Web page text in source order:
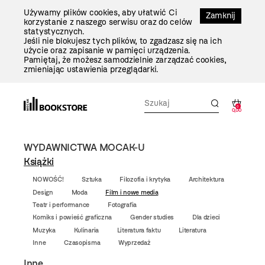
Zamknij
Używamy plików cookies, aby ułatwić Ci
korzystanie z naszego serwisu oraz do celów
statystycznych.
Jeśli nie blokujesz tych plików, to zgadzasz się na ich
użycie oraz zapisanie w pamięci urządzenia.
Pamiętaj, że możesz samodzielnie zarządzać cookies,
zmieniając ustawienia przeglądarki.
0
0,00
WYDAWNICTWA MOCAK-U
Książki
NOWOŚĆ! Sztuka Filozofia i krytyka
Architektura
Design
Moda
Film i nowe media
Teatr i performance
Fotografia
Komiks i powieść graficzna
Gender studies
Dla dzieci
Muzyka
Kulinaria Literatura faktu
Literatura
Inne
Czasopisma Wyprzedaż